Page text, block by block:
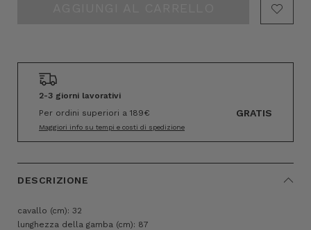
2-3 giorni lavorativi
Per ordini superiori a 189€
GRATIS
Maggiori info su tempi e costi di spedizione
DESCRIZIONE
cavallo (cm): 32
lunghezza della gamba (cm): 87